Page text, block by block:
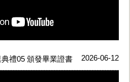
禮05 頒發畢業證書 2026-06-12